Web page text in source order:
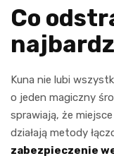
Co
Kuna nie lubi
o jeden magiczny
sprawiają, że
działają metody
zabezpieczenie